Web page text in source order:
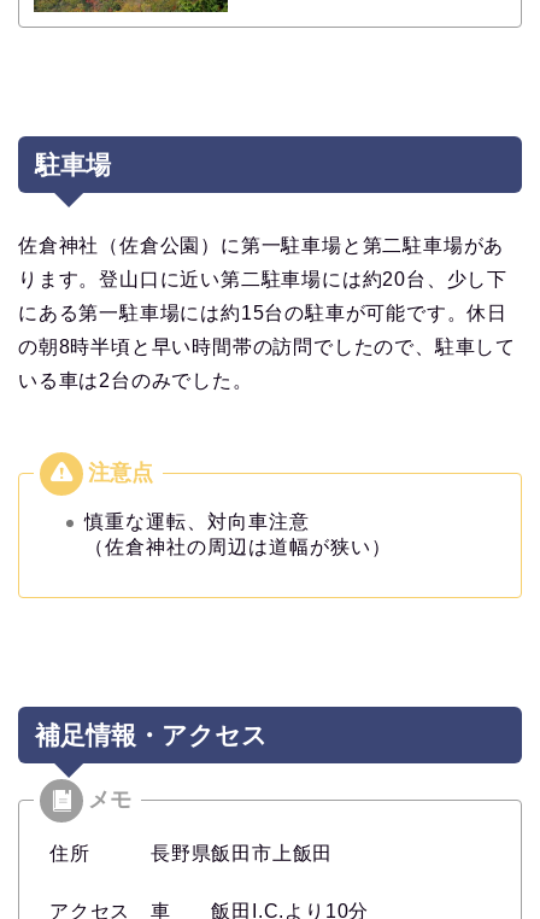
駐車場
佐倉神社（佐倉公園）に第一駐車場と第二駐車場があ
ります。登山口に近い第二駐車場には約20台、少し下
にある第一駐車場には約15台の駐車が可能です。休日
の朝8時半頃と早い時間帯の訪問でしたので、駐車して
いる車は2台のみでした。
慎重な運転、対向車注意
（佐倉神社の周辺は道幅が狭い）
補足情報・アクセス
住所 長野県飯田市上飯田
アクセス 車 飯田I.C.より10分